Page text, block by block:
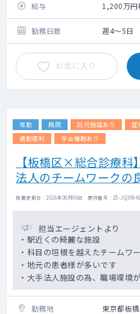
給与
1,200万円
勤務日数 週4～5日
お気に入り
常勤 病院 託児施設あり 症
通勤便利
学会補助あり
【板橋区×総合診療
法人のチームワークの
掲載更新日 : 2026年08月06日 案件番号 : 25-
担当エージェントより
・駅近くの綺麗な施設
・科目の垣根を越えたチームワ
・地元の患者様が多いです
・大手法人施設の為、職場環境
勤務地 東京都板